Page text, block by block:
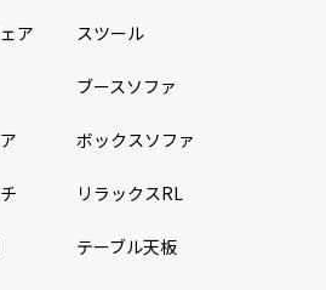
ア スツール
ブースソファ
ボックスソファ
リラックスRL
テーブル天板